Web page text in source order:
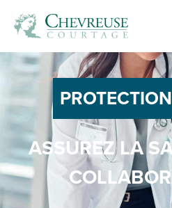
ASSUREZ LA